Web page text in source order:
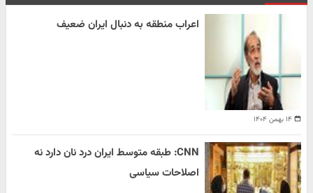
۱۴ بهمن ۱۴۰۴
اعراب منطقه به دنبال ایران ضعیف
CNN: طبقه متوسط ایران درد نان دارد نه
اصلاحات سیاسی